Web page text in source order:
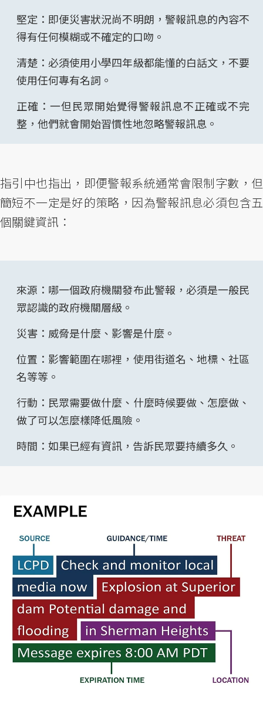
堅定：即便災害狀況尚不明朗，警報訊息的內容不
得有任何模糊或不確定的口吻。
清楚：必須使用小學四年級都能懂的白話文，不要
使用任何專有名詞。
正確：一但民眾開始覺得警報訊息不正確或不完
整，他們就會開始習慣性地忽略警報訊息。
指引中也指出，即便警報系統通常會限制字數，但
簡短不一定是好的策略，因為警報訊息必須包含五
個關鍵資訊：
來源：哪一個政府機關發布此警報，必須是一般民
眾認識的政府機關層級。
災害：威脅是什麼、影響是什麼。
位置：影響範圍在哪裡，使用街道名、地標、社區
名等等。
行動：民眾需要做什麼、什麼時候要做、怎麼做、
做了可以怎麼樣降低風險。
時間：如果已經有資訊，告訴民眾要持續多久。